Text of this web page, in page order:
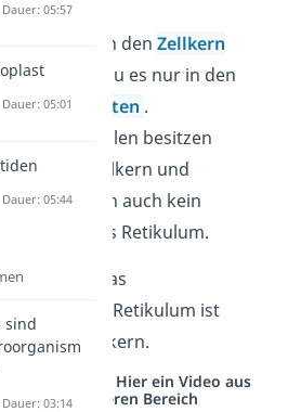
ER direkt an denZellkern
findest du es nur in den
derEukaryoten .
Zellen besitzen
keinen Zellkern und
demnach auch kein
Retikulum.
gewusst?
Das
Retikulum ist
als der Zellkern.
vernetzt: Hier ein Video aus
einem anderen Bereich
05:57
05:01
05:44
sind
03:14